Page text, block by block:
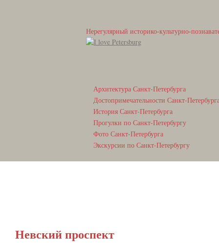
Нерегулярный историко-культурно-
Архитектура Санкт-Петербурга
Достопримечательности Санкт-
История Санкт-Петербурга
Прогулки по Санкт-Петербургу
Фото Санкт-Петербурга
Экскурсии по Санкт-Петербургу
Невский проспект